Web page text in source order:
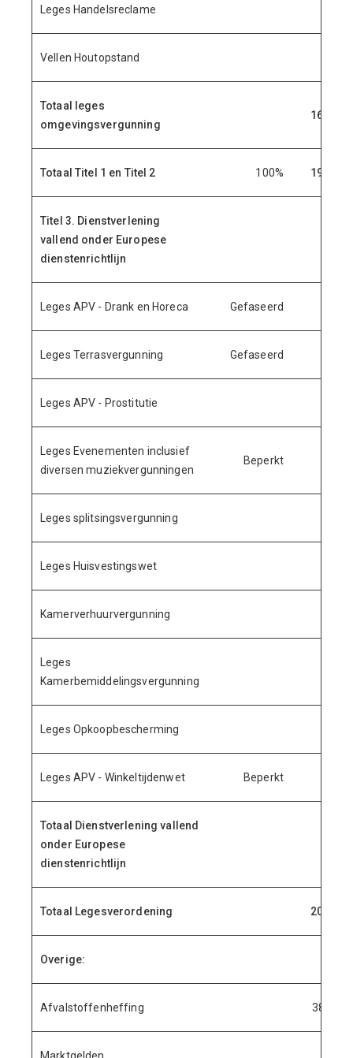
Leges Handelsreclame
Vellen Houtopstand
Totaal leges
omgevingsvergunning
Totaal Titel 1 en Titel 2 100%
Titel 3. Dienstverlening
vallend onder Europese
dienstenrichtlijn
Leges APV - Drank en Horeca Gefaseerd
Leges Terrasvergunning Gefaseerd
Leges APV - Prostitutie
Leges Evenementen inclusief
diversen muziekvergunningen
Beperkt
Leges splitsingsvergunning
Leges Huisvestingswet
Kamerverhuurvergunning
Leges
Kamerbemiddelingsvergunning
Leges Opkoopbescherming
Leges APV - Winkeltijdenwet Beperkt
Totaal Dienstverlening vallend
onder Europese
dienstenrichtlijn
Totaal Legesverordening
Overige:
Afvalstoffenheffing